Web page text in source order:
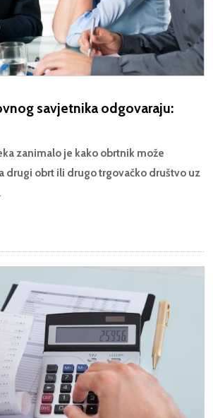
savjetnika odgovaraju:
zanimalo je kako obrtnik može
drugi obrt ili drugo trgovačko društvo uz
.